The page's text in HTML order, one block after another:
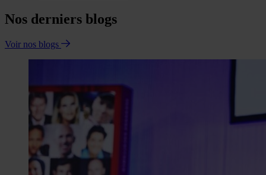
Nos derniers blogs
Voir nos blogs